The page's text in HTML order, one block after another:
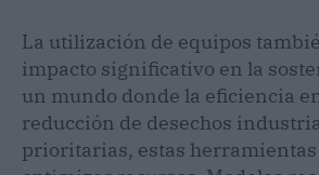
La utilización de equipos
impacto significativo en la
un mundo donde la eficiencia
reducción de desechos
prioritarias, estas